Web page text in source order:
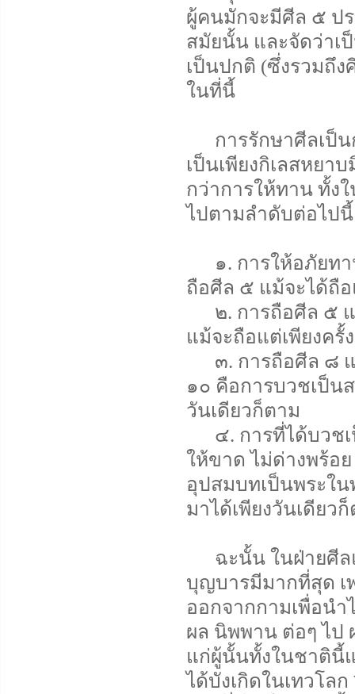
ผู้คนมักจะมีศีล ๕ ป
สมัยนั้น และจัดว่าเ
เป็นปกติ (ซึ่งรวมถึง
ในที่นี้
การรักษาศีลเป็นก
เป็นเพียงกิเลสหยา
กว่าการให้ทาน ทั้ง
ไปตามลำดับต่อไป
๑. การให้อภัยทา
ถือศีล ๕ แม้จะได้ถือ
๒. การถือศีล ๕ แ
แม้จะถือแต่เพียงครั้
๓. การถือศีล ๘ แ
๑๐ คือการบวชเป็น
วันเดียวก็ตาม
๔. การที่ได้บวชเ
ให้ขาด ไม่ด่างพร้อ
อุปสมบทเป็นพระใ
มาได้เพียงวันเดียว
ฉะนั้น ในฝ่ายศีลแ
บุญบารมีมากที่สุด เ
ออกจากกามเพื่อน
ผล นิพพาน ต่อๆ ไป
แก่ผู้นั้นทั้งในชาตินี้
ได้บังเกิดในเทวโ